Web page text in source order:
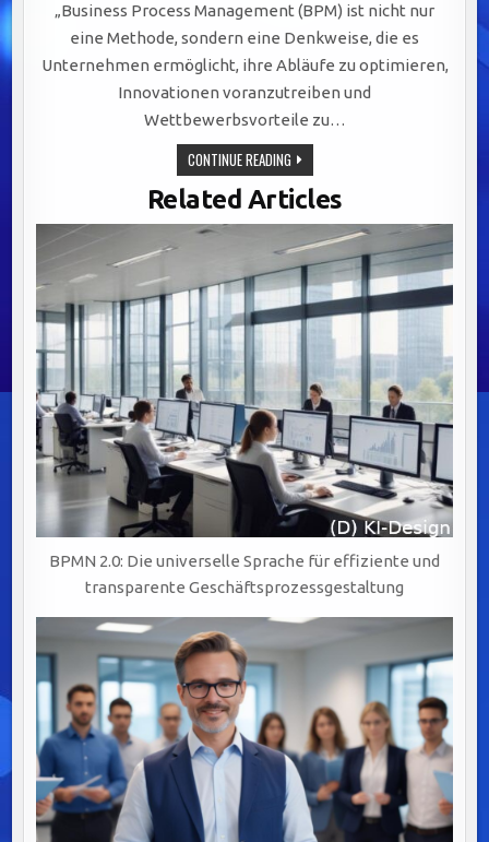
„Business Process Management (BPM) ist nicht nur
eine Methode, sondern eine Denkweise, die es
Unternehmen ermöglicht, ihre Abläufe zu optimieren,
Innovationen voranzutreiben und
Wettbewerbsvorteile zu…
CONTINUE READINGBPM:
DER
SCHLÜSSELFAKTOR
FÜR
EFFIZIENZ,
AGILITÄT
UND
NACHHALTIGEN
UNTERNEHMENSERFOLG
IN
DER
Related Articles
BPMN 2.0: Die universelle Sprache für effiziente und
transparente Geschäftsprozessgestaltung